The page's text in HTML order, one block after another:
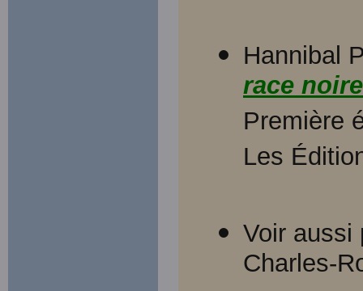
Hannibal
race
Première
Les
Voir aussi
Charles-